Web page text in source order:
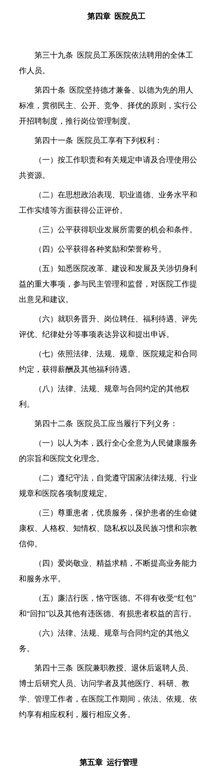
第四章 医院员工
第三十九条
医院员工系医院依法聘用的全体工
作人员。
第四十条
医院坚持德才兼备、以德为先的用人
标准，贯彻民主、公开、竞争、择优的原则，实行公
开招聘制度，推行岗位管理制度。
第四十一条 医院员工享有下列权利：
（一）按工作职责和有关规定申请及合理使用公
共资源。
（二）在思想政治表现、职业道德、业务水平和
工作实绩等方面获得公正评价。
（三）公平获得职业发展所需要的机会和条件。
（四）公平获得各种奖励和荣誉称号。
（五）知悉医院改革、建设和发展及关涉切身利
益的重大事项，参与民主管理和监督，对医院工作提
出意见和建议。
（六）就职务晋升、岗位聘任、福利待遇、评先
评优、纪律处分等事项表达异议和提出申诉。
（七）依照法律、法规、规章、医院规定和合同
约定，获得薪酬及其他福利待遇。
（八）法律、法规、规章与合同约定的其他权
利。
第四十二条 医院员工应当履行下列义务：
（一）以人为本，践行全心全意为人民健康服务
的宗旨和医院文化理念。
（二）遵纪守法，自觉遵守国家法律法规、行业
规章和医院各项制度规定。
（三）尊重患者，优质服务，保护患者的生命健
康权、人格权、知情权、隐私权以及民族习惯和宗教
信仰。
（四）爱岗敬业、精益求精，不断提高业务能力
和服务水平。
（五）廉洁行医，恪守医德。不得有收受“红包”
和“回扣”以及其他有违医德、有损患者权益的言行。
（六）法律、法规、规章与合同约定的其他义
务。
第四十三条
医院兼职教授、退休后返聘人员、
博士后研究人员、访问学者及其他医疗、科研、教
学、管理工作者，在医院工作期间，依法、依规、依
约享有相应权利，履行相应义务。
第五章 运行管理